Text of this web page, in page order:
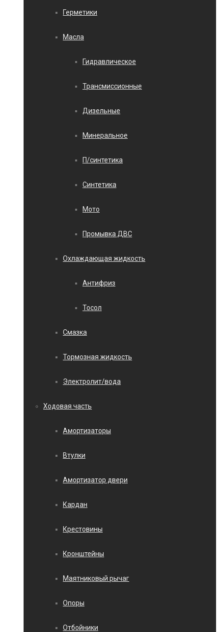
Герметики
Масла
Гидравлическое
Трансмиссионные
Дизельные
Минеральное
П/синтетика
Синтетика
Мото
Промывка ДВС
Охлаждающая жидкость
Антифриз
Тосол
Смазка
Тормозная жидкость
Электролит/вода
Ходовая часть
Амортизаторы
Втулки
Амортизатор двери
Кардан
Крестовины
Кронштейны
Маятниковый рычаг
Опоры
Отбойники